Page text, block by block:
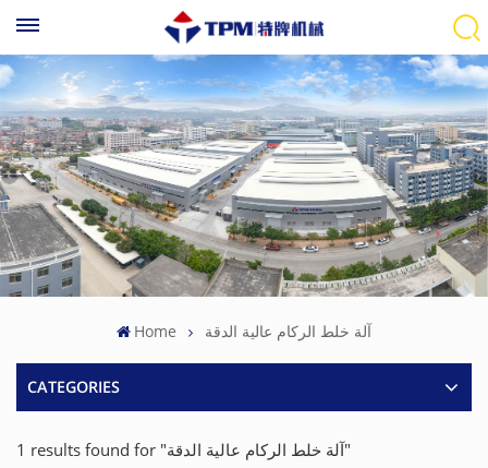
Home آلة خلط الركام عالية الدقة
CATEGORIES
1 results found for "آلة خلط الركام عالية الدقة"